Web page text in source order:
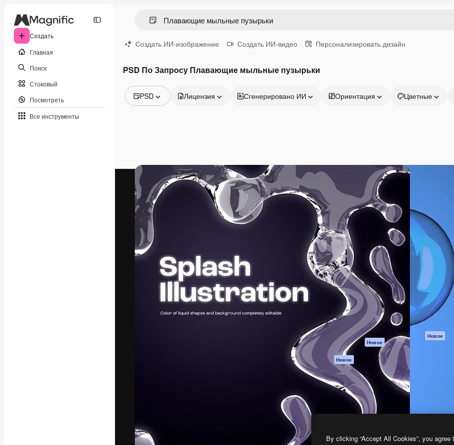
Создать
Главная
Поиск
Стоковый
Посмотреть
Все инструменты
Создать ИИ-изображение Создать ИИ-видео Персонализировать дизайн
PSD По Запросу Плавающие мыльные пузырьки
PSD
Видео
Видеоролик
Моушн-дизайн
Видеошаблоны
Иконки
3D-модели
Шрифты
Лицензия Сгенерировано ИИ Ориентация Цветные
предприятий, агентств и студий.
Pусский
Продукция
Spaces
ИИ-помощник
Генератор
изображений ИИ
Генератор видео
Генератор голоса
на основе ИИ
Стоковый контент
MCP для
Claude/ChatGPT
Новое
Агенты Новое
API
Мобильное
приложение
Все инструменты
Magnific
Начать
Academy
Документация по
Пакету ИИ
Служба
поддержки
Условия и
положения
Политика
конфиденциальности
Оригиналы
Новое
Политика файлов
cookie
Центр доверия
Партнеры
Предприятие
By clicking “Accept All Cookies”, you